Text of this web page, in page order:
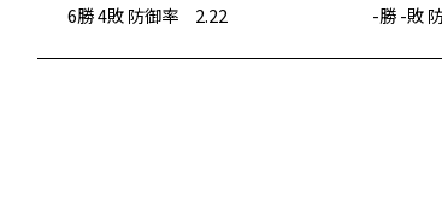
6勝 4敗 防御率 2.22
-勝 -敗